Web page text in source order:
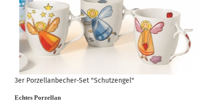
3er Porzellanbecher-Set "Schutzengel"
Echtes Porzellan